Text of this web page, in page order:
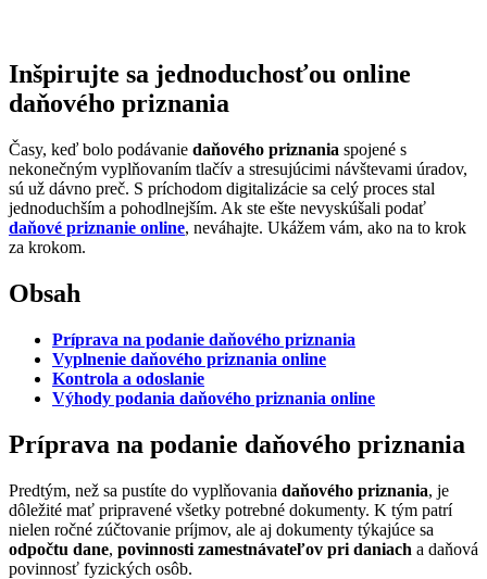
Inšpirujte sa jednoduchosťou online
daňového priznania
Časy, keď bolo podávanie daňového priznania spojené s
nekonečným vyplňovaním tlačív a stresujúcimi návštevami úradov,
sú už dávno preč. S príchodom digitalizácie sa celý proces stal
jednoduchším a pohodlnejším. Ak ste ešte nevyskúšali podať
daňové priznanie online, neváhajte. Ukážem vám, ako na to krok
za krokom.
Obsah
Príprava na podanie daňového priznania
Vyplnenie daňového priznania online
Kontrola a odoslanie
Výhody podania daňového priznania online
Príprava na podanie daňového priznania
Predtým, než sa pustíte do vyplňovania daňového priznania, je
dôležité mať pripravené všetky potrebné dokumenty. K tým patrí
nielen ročné zúčtovanie príjmov, ale aj dokumenty týkajúce sa
odpočtu dane, povinnosti zamestnávateľov pri daniach a daňová
povinnosť fyzických osôb.